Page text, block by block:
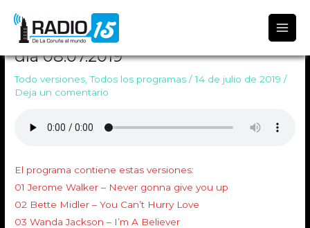
TODO VERSIONES 1078 Emitido el
día 08.07.2019
Todo versiones ,Todos los programas /14 de julio de 2019/
Deja un comentario
El programa contiene estas versiones:
01 Jerome Walker – Never gonna give you up
02 Bette Midler – You Can’t Hurry Love
03 Wanda Jackson – I’m A Believer